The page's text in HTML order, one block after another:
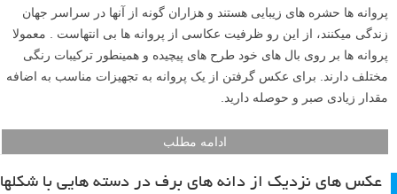
پروانه ها حشره های زیبایی هستند و هزاران گونه از آنها در سراسر جهان
زندگی میکنند، از این رو ظرفیت عکاسی از پروانه ها بی انتهاست . معمولا
پروانه ها بر روی بال های خود طرح های پیچیده و همینطور ترکیبات رنگی
مختلف دارند. برای عکس گرفتن از یک پروانه به تجهیزات مناسب به اضافه
مقدار زیادی صبر و حوصله دارید.
ادامه مطلب
عکس های نزدیک از دانه های برف در دسته هایی با شکلها